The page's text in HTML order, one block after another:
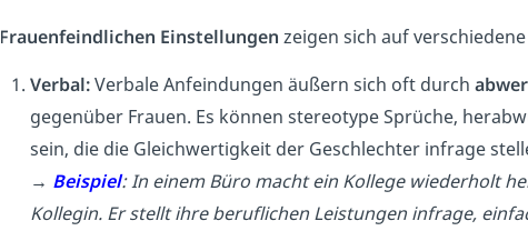
Frauenfeindlichen Einstellungen zeigen sich auf
Verbal:Verbale Anfeindungen äußern sich oft durch
gegenüber Frauen. Es können stereotype Sprüche,
sein, die die Gleichwertigkeit der Geschlechter infrage
→ Beispiel: In einem Büro macht ein Kollege wiederholt
Kollegin. Er stellt ihre beruflichen Leistungen infrage,